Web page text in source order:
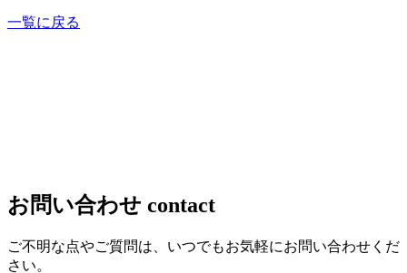
一覧に戻る
お問い合わせ contact
ご不明な点やご質問は、いつでもお気軽にお問い合わせくだ
さい。